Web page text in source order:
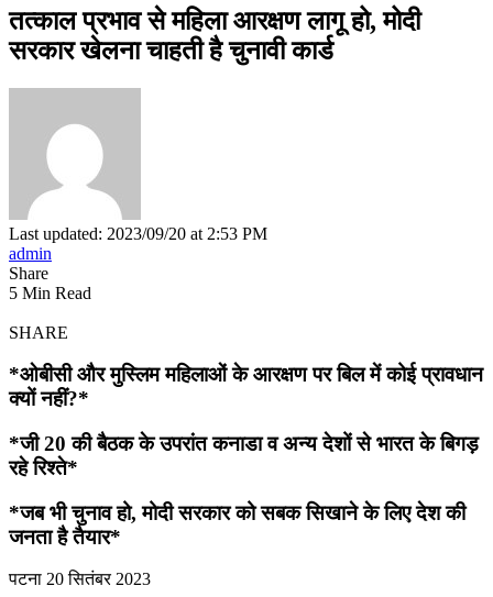
तत्काल प्रभाव से महिला आरक्षण लागू हो, मोदी
सरकार खेलना चाहती है चुनावी कार्ड
Last updated: 2023/09/20 at 2:53 PM
admin
Share
5 Min Read
SHARE
*ओबीसी और मुस्लिम महिलाओं के आरक्षण पर बिल में कोई प्रावधान
क्यों नहीं?*
*जी 20 की बैठक के उपरांत कनाडा व अन्य देशों से भारत के बिगड़
रहे रिश्ते*
*जब भी चुनाव हो, मोदी सरकार को सबक सिखाने के लिए देश की
जनता है तैयार*
पटना 20 सितंबर 2023